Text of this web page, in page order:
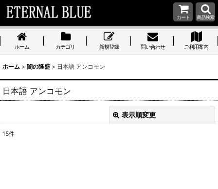
カート 商品検索
ホーム カテゴリ 新規登録 問い合わせ ご利用案内
ホーム > 闇の隆盛 > 日本語 アンコモン
日本語 アンコモン
表示順変更
15件